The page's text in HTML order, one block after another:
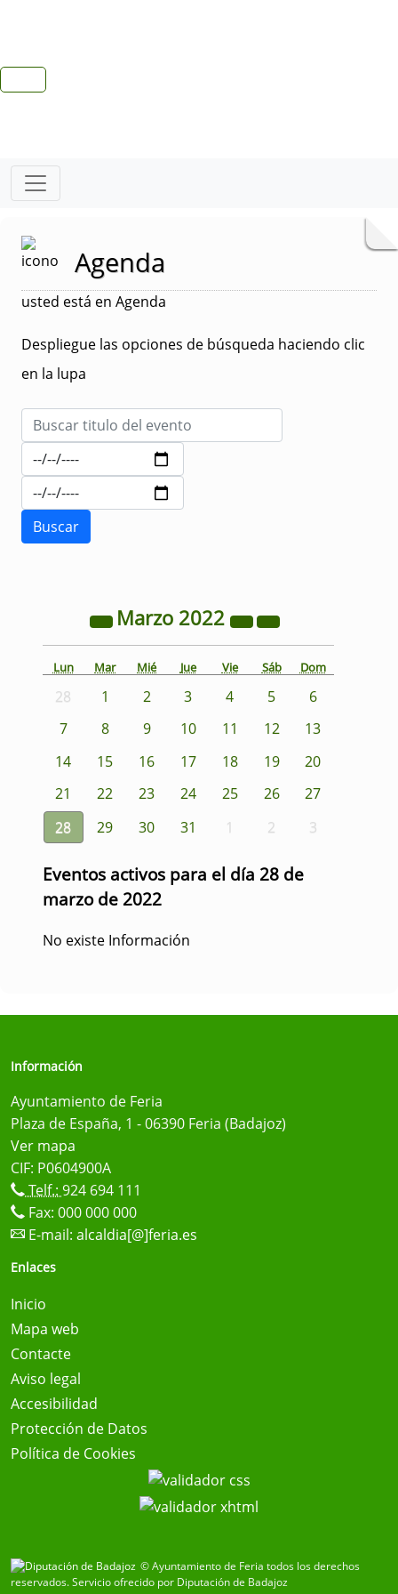
Agenda
usted está en Agenda
Despliegue las opciones de búsqueda haciendo clic
en la lupa
Marzo 2022
Lun Mar Mié Jue Vie Sáb Dom
28 1 2 3 4 5
6
7
8 9 10 11 12
13
14
15 16 17 18 19
20
21
22 23 24 25 26
27
28
29 30 31 1 2 3
Eventos activos para el día 28 de
marzo de 2022
No existe Información
Información
Ayuntamiento de Feria
Plaza de España, 1 - 06390 Feria (Badajoz)
Ver mapa
CIF: P0604900A
Telf.: 924 694 111
Fax: 000 000 000
E-mail: alcaldia[@]feria.es
Enlaces
Inicio
Mapa web
Contacte
Aviso legal
Accesibilidad
Protección de Datos
Política de Cookies
© Ayuntamiento de Feria todos los derechos
reservados.Servicio ofrecido por Diputación de Badajoz